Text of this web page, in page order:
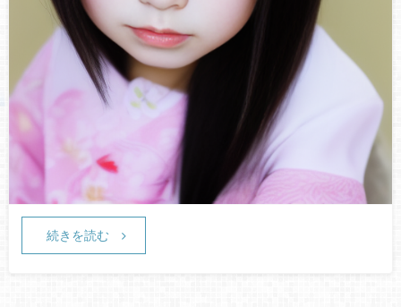
続きを読む